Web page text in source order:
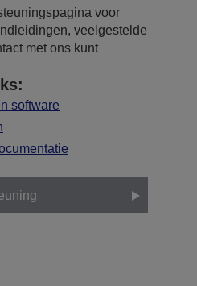
voor
veelgestelde
met ons kunt
software